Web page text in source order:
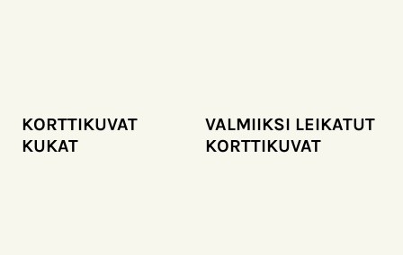
KORTTIKUVAT
KUKAT
VALMIIKSI LEIKATUT
KORTTIKUVAT